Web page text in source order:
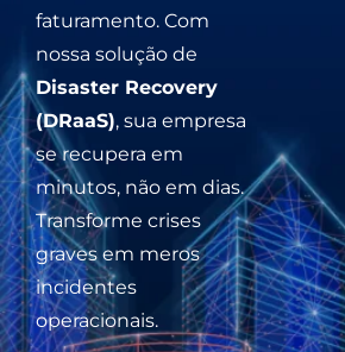
faturamento. Com
nossa solução de
Disaster Recovery
(DRaaS), sua empresa
se recupera em
minutos, não em dias.
Transforme crises
graves em meros
incidentes
operacionais.